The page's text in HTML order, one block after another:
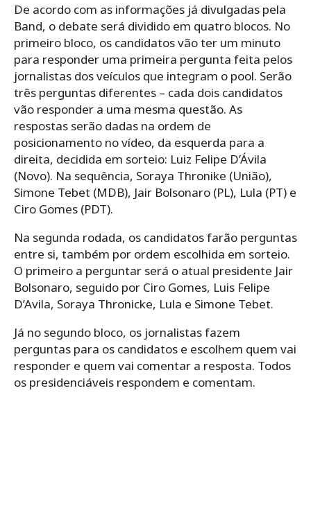
De acordo com as informações já divulgadas pela
Band, o debate será dividido em quatro blocos. No
primeiro bloco, os candidatos vão ter um minuto
para responder uma primeira pergunta feita pelos
jornalistas dos veículos que integram o pool. Serão
três perguntas diferentes – cada dois candidatos
vão responder a uma mesma questão. As
respostas serão dadas na ordem de
posicionamento no vídeo, da esquerda para a
direita, decidida em sorteio: Luiz Felipe D’Ávila
(Novo). Na sequência, Soraya Thronike (União),
Simone Tebet (MDB), Jair Bolsonaro (PL), Lula (PT) e
Ciro Gomes (PDT).
Na segunda rodada, os candidatos farão perguntas
entre si, também por ordem escolhida em sorteio.
O primeiro a perguntar será o atual presidente Jair
Bolsonaro, seguido por Ciro Gomes, Luis Felipe
D’Avila, Soraya Thronicke, Lula e Simone Tebet.
Já no segundo bloco, os jornalistas fazem
perguntas para os candidatos e escolhem quem vai
responder e quem vai comentar a resposta. Todos
os presidenciáveis respondem e comentam.